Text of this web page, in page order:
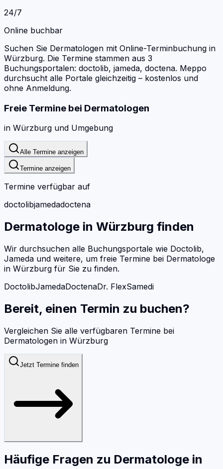
24/7
Online buchbar
Suchen Sie Dermatologen mit Online-Terminbuchung in
Würzburg. Die Termine stammen aus 3
Buchungsportalen: doctolib, jameda, doctena. Meppo
durchsucht alle Portale gleichzeitig – kostenlos und
ohne Anmeldung.
Freie Termine bei Dermatologen
in Würzburg und Umgebung
Alle Termine anzeigen
Termine anzeigen
Termine verfügbar auf
doctolibjamedadoctena
Dermatologe in Würzburg finden
Wir durchsuchen alle Buchungsportale wie Doctolib,
Jameda und weitere, um freie Termine bei Dermatologe
in Würzburg für Sie zu finden.
DoctolibJamedaDoctenaDr. FlexSamedi
Bereit, einen Termin zu buchen?
Vergleichen Sie alle verfügbaren Termine bei
Dermatologen in Würzburg
Jetzt Termine finden
Häufige Fragen zu Dermatologe in